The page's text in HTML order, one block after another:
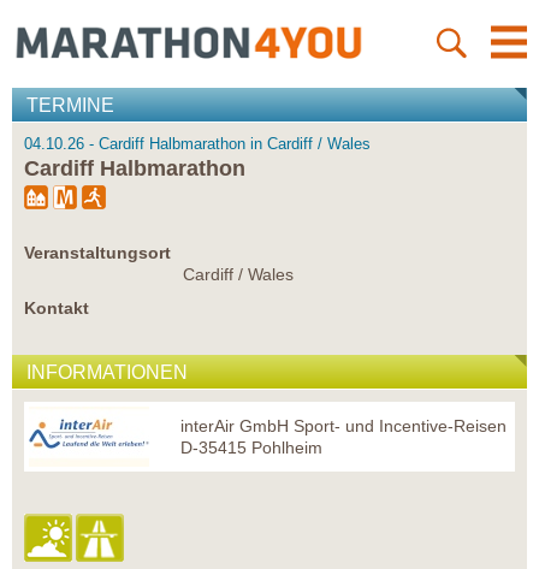
TERMINE
04.10.26 - Cardiff Halbmarathon in Cardiff / Wales
Cardiff Halbmarathon
Veranstaltungsort
Cardiff / Wales
Kontakt
INFORMATIONEN
interAir GmbH Sport- und Incentive-Reisen
D-35415 Pohlheim